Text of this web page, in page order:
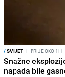
/SVIJET I PRIJE OKO 1H
Snažne
napada bile